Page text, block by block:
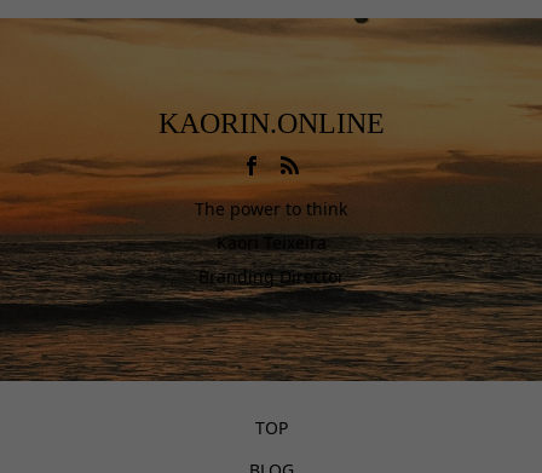
KAORIN.ONLINE
The power to think
Kaori Teixeira
Branding Director
TOP